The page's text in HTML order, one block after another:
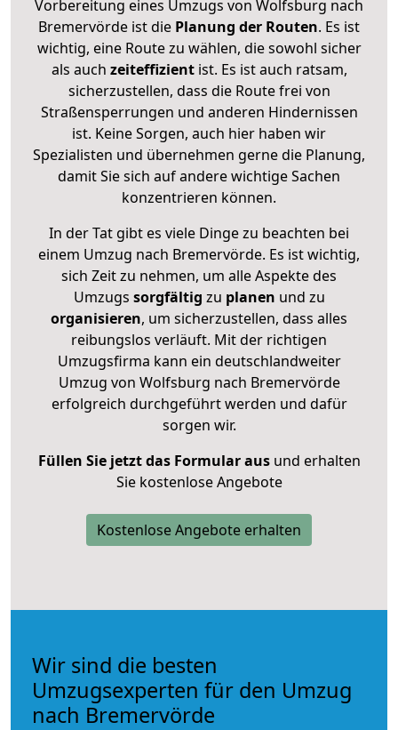
Vorbereitung eines Umzugs von Wolfsburg nach
Bremervörde ist die Planung der Routen. Es ist
wichtig, eine Route zu wählen, die sowohl sicher
als auch zeiteffizientist. Es ist auch ratsam,
sicherzustellen, dass die Route frei von
Straßensperrungen und anderen Hindernissen
ist. Keine Sorgen, auch hier haben wir
Spezialisten und übernehmen gerne die Planung,
damit Sie sich auf andere wichtige Sachen
konzentrieren können.
In der Tat gibt es viele Dinge zu beachten bei
einem Umzug nach Bremervörde. Es ist wichtig,
sich Zeit zu nehmen, um alle Aspekte des
Umzugs sorgfältig zu planen und zu
organisieren, um sicherzustellen, dass alles
reibungslos verläuft. Mit der richtigen
Umzugsfirma kann ein deutschlandweiter
Umzug von Wolfsburg nach Bremervörde
erfolgreich durchgeführt werden und dafür
sorgen wir.
Füllen Sie jetzt das Formular ausund erhalten
Sie kostenlose Angebote
Kostenlose Angebote erhalten
Wir sind die besten
Umzugsexperten für den Umzug
nach Bremervörde